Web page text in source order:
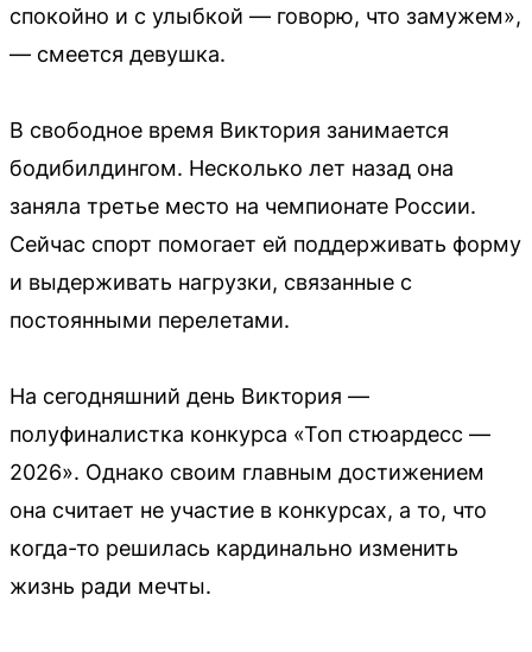
спокойно и с улыбкой — говорю, что замужем»,
— смеется девушка.
В свободное время Виктория занимается
бодибилдингом. Несколько лет назад она
заняла третье место на чемпионате России.
Сейчас спорт помогает ей поддерживать форму
и выдерживать нагрузки, связанные с
постоянными перелетами.
На сегодняшний день Виктория —
полуфиналистка конкурса «Топ стюардесс —
2026». Однако своим главным достижением
она считает не участие в конкурсах, а то, что
когда-то решилась кардинально изменить
жизнь ради мечты.